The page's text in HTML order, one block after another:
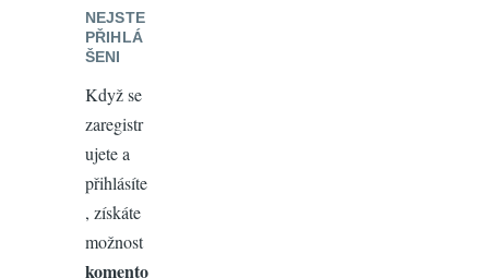
NEJSTE
PŘIHLÁ
ŠENI
Když se
zaregistr
ujete a
přihlásíte
, získáte
možnost
komento